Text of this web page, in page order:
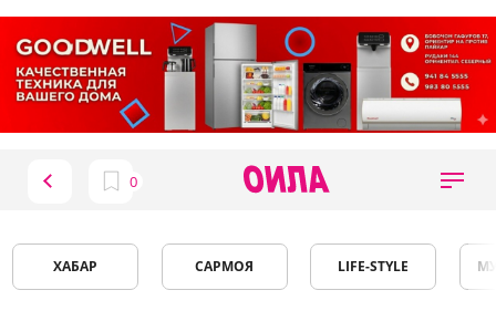
ХАБАР САРМОЯ LIFE-STYLE